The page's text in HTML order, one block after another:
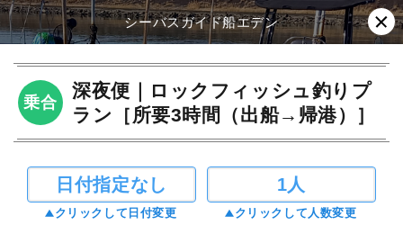
シーバスガイド船エデン
乗合
深夜便｜ロックフィッシュ釣りプ
ラン［所要3時間（出船→帰港）］
日付指定なし
クリックして日付変更
1人
クリックして人数変更